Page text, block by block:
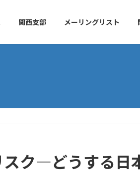
関西支部 メーリングリスト
ク―どうする日